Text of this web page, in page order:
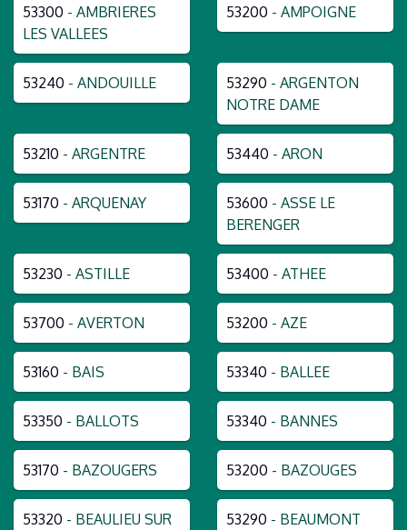
53300 - AMBRIERES
LES VALLEES
53200 - AMPOIGNE
53240 - ANDOUILLE 53290 - ARGENTON
NOTRE DAME
53210 - ARGENTRE 53440 - ARON
53170 - ARQUENAY 53600 - ASSE LE
BERENGER
53230 - ASTILLE 53400 - ATHEE
53700 - AVERTON 53200 - AZE
53160 - BAIS 53340 - BALLEE
53350 - BALLOTS 53340 - BANNES
53170 - BAZOUGERS 53200 - BAZOUGES
53320 - BEAULIEU SUR
53290 - BEAUMONT